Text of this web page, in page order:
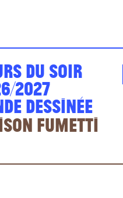
du soir
2027
dessinée
Fumetti